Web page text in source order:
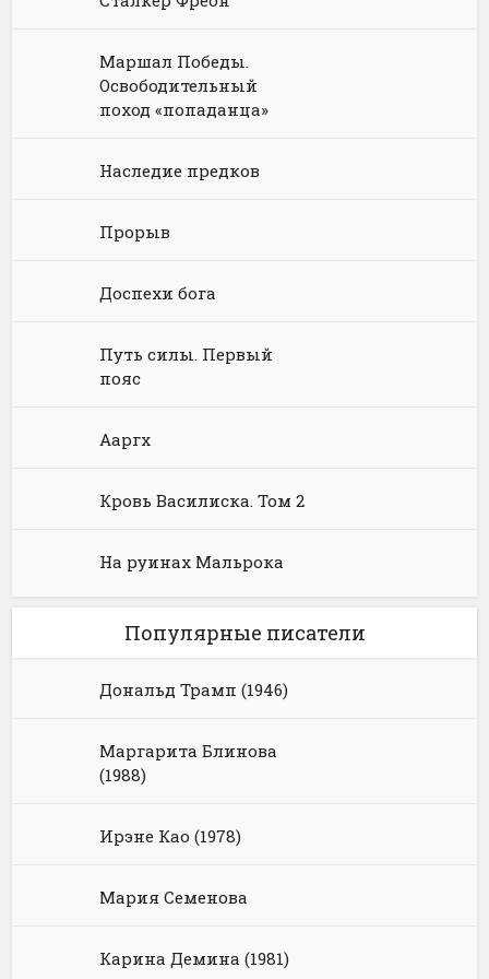
Юриспруденция, право
Языкознание
Попаданцы
Социальная фантастика
Юмористическая фантастика
Русское фэнтези
Ужасы и Мистика
Фэнтези про драконов
Маршал Победы.
Освободительный
поход «попаданца»
Наследие предков
Прорыв
Доспехи бога
Путь силы. Первый
пояс
Ааргх
Кровь Василиска. Том 2
На руинах Мальрока
Популярные писатели
Дональд Трамп (1946)
Маргарита Блинова
(1988)
Ирэне Као (1978)
Мария Семенова
Карина Демина (1981)